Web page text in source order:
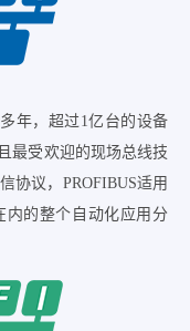
年，超过1亿台的设备
最受欢迎的现场总线技
协议，PROFIBUS适用
内的整个自动化应用分